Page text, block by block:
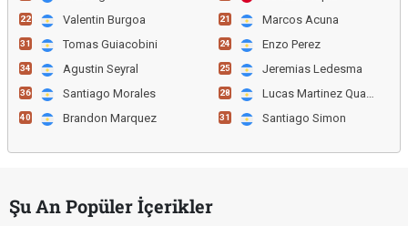
22 Valentin Burgoa
31 Tomas Guiacobini
34 Agustin Seyral
36 Santiago Morales
40 Brandon Marquez
21 Marcos Acuna
24 Enzo Perez
25 Jeremias Ledesma
28 Lucas Martinez Quarta
31 Santiago Simon
Şu An Popüler İçerikler